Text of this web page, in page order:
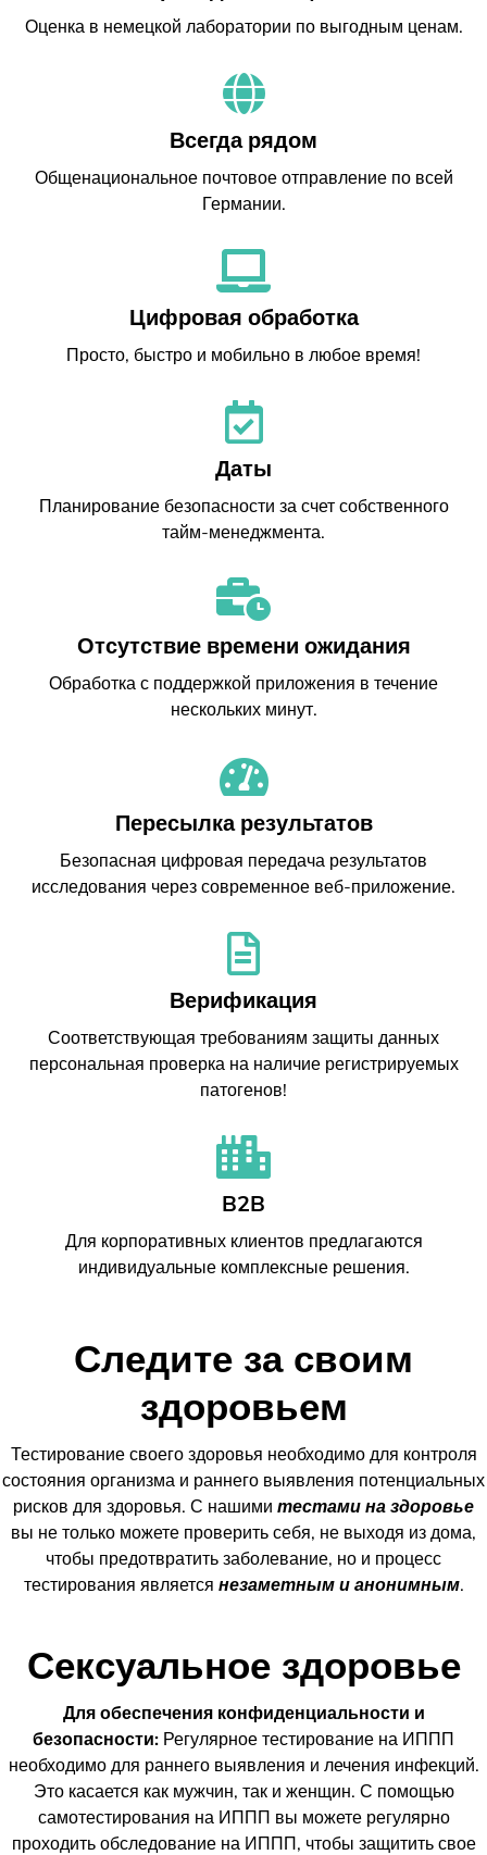
Оценка в немецкой лаборатории по выгодным ценам.
Всегда рядом
Общенациональное почтовое отправление по всей
Германии.
Цифровая обработка
Просто, быстро и мобильно в любое время!
Даты
Планирование безопасности за счет собственного
тайм-менеджмента.
Отсутствие времени ожидания
Обработка с поддержкой приложения в течение
нескольких минут.
Пересылка результатов
Безопасная цифровая передача результатов
исследования через современное веб-приложение.
Верификация
Соответствующая требованиям защиты данных
персональная проверка на наличие регистрируемых
патогенов!
B2B
Для корпоративных клиентов предлагаются
индивидуальные комплексные решения.
Следите за своим
здоровьем
Тестирование своего здоровья необходимо для контроля
состояния организма и раннего выявления потенциальных
рисков для здоровья. С нашими тестами на здоровье
вы не только можете проверить себя, не выходя из дома,
чтобы предотвратить заболевание, но и процесс
тестирования является незаметным и анонимным.
Сексуальное здоровье
Для обеспечения конфиденциальности и
безопасности: Регулярное тестирование на ИППП
необходимо для раннего выявления и лечения инфекций.
Это касается как мужчин, так и женщин. С помощью
самотестирования на ИППП вы можете регулярно
проходить обследование на ИППП, чтобы защитить свое